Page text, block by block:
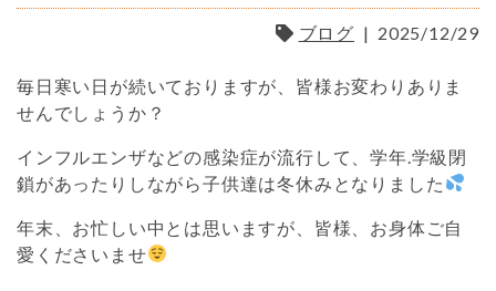
ブログ | 2025/12/29
毎日寒い日が続いておりますが、皆様お変わりありま
せんでしょうか？
インフルエンザなどの感染症が流行して、学年.学級閉
鎖があったりしながら子供達は冬休みとなりました
年末、お忙しい中とは思いますが、皆様、お身体ご自
愛くださいませ